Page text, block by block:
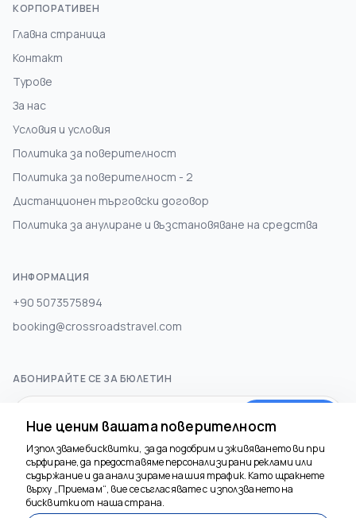
КОРПОРАТИВЕН
Главна страница
Контакт
Турове
За нас
Условия и условия
Политика за поверителност
Политика за поверителност - 2
Дистанционен търговски договор
Политика за анулиране и възстановяване на средства
ИНФОРМАЦИЯ
+90 5073575894
booking@crossroadstravel.com
АБОНИРАЙТЕ СЕ ЗА БЮЛЕТИН
СОЦИАЛНА МЕДИЯ
Ние ценим вашата поверителност
Използваме бисквитки, за да подобрим изживяването ви при
сърфиране, да предоставяме персонализирани реклами или
съдържание и да анализираме нашия трафик. Като щракнете
върху „Приемам“, вие се съгласявате с използването на
бисквитки от наша страна.